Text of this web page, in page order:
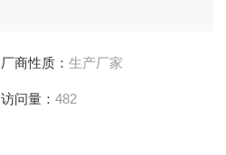
厂商性质： 生产厂家
访问量： 482